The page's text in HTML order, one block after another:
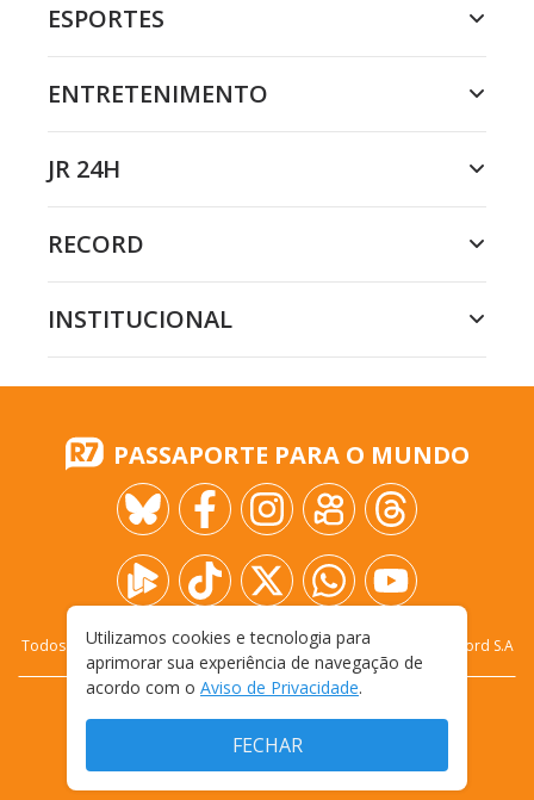
ESPORTES
ENTRETENIMENTO
JR 24H
RECORD
INSTITUCIONAL
PASSAPORTE PARA O MUNDO
Todos os direitos reservados - 2009-2026- Rádio e Televisão Record S.A
TERMOS E CONDIÇÕES DE USO
Utilizamos cookies e tecnologia para
aprimorar sua experiência de navegação de
acordo com o Aviso de Privacidade.
FECHAR